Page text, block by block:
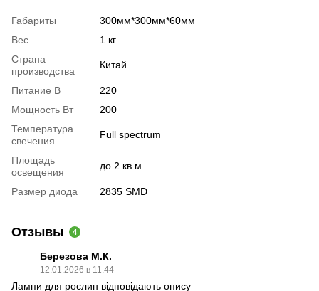
Габариты
300мм*300мм*60мм
Вес
1 кг
Страна
производства
Китай
Питание В
220
Мощность Вт
200
Температура
свечения
Full spectrum
Площадь
освещения
до 2 кв.м
Размер диода 2835 SMD
Отзывы 4
Березова М.К.
12.01.2026 в 11:44
Лампи для рослин відповідають опису